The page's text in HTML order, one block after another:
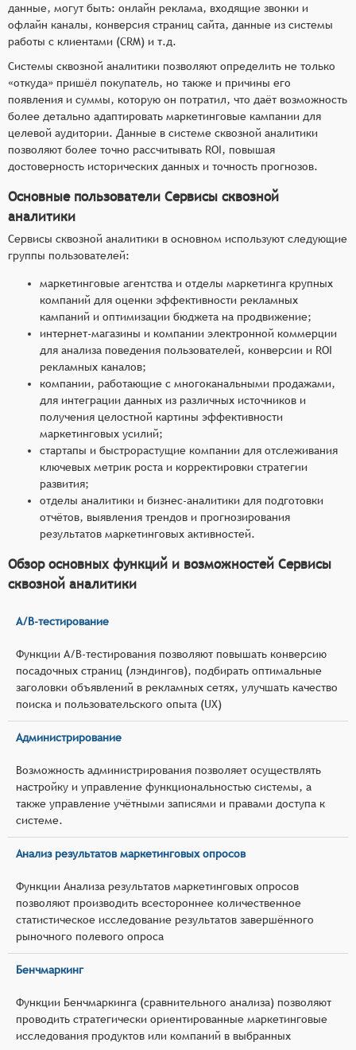
данные, могут быть: онлайн реклама, входящие звонки и
офлайн каналы, конверсия страниц сайта, данные из системы
работы с клиентами (CRM) и т.д.
Системы сквозной аналитики позволяют определить не только
«откуда» пришёл покупатель, но также и причины его
появления и суммы, которую он потратил, что даёт возможность
более детально адаптировать маркетинговые кампании для
целевой аудитории. Данные в системе сквозной аналитики
позволяют более точно рассчитывать ROI, повышая
достоверность исторических данных и точность прогнозов.
Основные пользователи Сервисы сквозной
аналитики
Сервисы сквозной аналитики в основном используют следующие
группы пользователей:
маркетинговые агентства и отделы маркетинга крупных
компаний для оценки эффективности рекламных
кампаний и оптимизации бюджета на продвижение;
интернет-магазины и компании электронной коммерции
для анализа поведения пользователей, конверсии и ROI
рекламных каналов;
компании, работающие с многоканальными продажами,
для интеграции данных из различных источников и
получения целостной картины эффективности
маркетинговых усилий;
стартапы и быстрорастущие компании для отслеживания
ключевых метрик роста и корректировки стратегии
развития;
отделы аналитики и бизнес-аналитики для подготовки
отчётов, выявления трендов и прогнозирования
результатов маркетинговых активностей.
Обзор основных функций и возможностей Сервисы
сквозной аналитики
A/B-тестирование
Функции A/B-тестирования позволяют повышать конверсию
посадочных страниц (лэндингов), подбирать оптимальные
заголовки объявлений в рекламных сетях, улучшать качество
поиска и пользовательского опыта (UX)
Администрирование
Возможность администрирования позволяет осуществлять
настройку и управление функциональностью системы, а
также управление учётными записями и правами доступа к
системе.
Анализ результатов маркетинговых опросов
Функции Анализа результатов маркетинговых опросов
позволяют производить всестороннее количественное
статистическое исследование результатов завершённого
рыночного полевого опроса
Бенчмаркинг
Функции Бенчмаркинга (сравнительного анализа) позволяют
проводить стратегически ориентированные маркетинговые
исследования продуктов или компаний в выбранных